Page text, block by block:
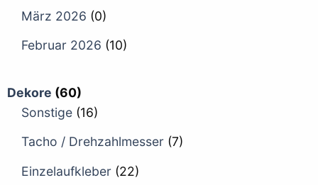
März 2026 (0)
Februar 2026 (10)
Dekore (60)
Sonstige (16)
Tacho / Drehzahlmesser (7)
Einzelaufkleber (22)